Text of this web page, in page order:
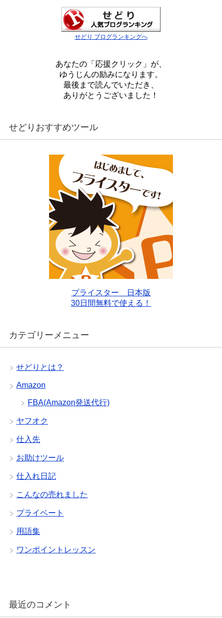
せどり ブログランキングへ
あなたの「応援クリック」が、
ゆうじんの励みになります。
最後まで読んでいただき、
ありがとうございました！
せどりおすすめツール
プライスター 日本版
30日間無料で使える！
カテゴリーメニュー
せどりとは？
Amazon
FBA(Amazon発送代行)
ヤフオク
仕入先
お助けツール
仕入れ日記
こんなの売れました
プライベート
用語集
ワンポイントレッスン
最近のコメント